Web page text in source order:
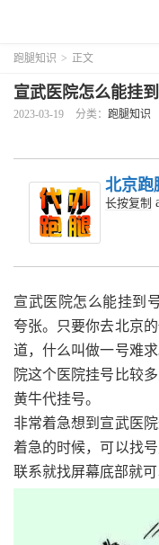
跑腿知识 > 正文
宣武医院怎么能挂
2023-03-19 分类： 跑腿知识
北京跑
长按复制
宣武医院怎么能挂到
夸张。只要你去北京
道，什么叫做一号难
院这个医院挂号比较
黄牛代挂号。
非常着急想到宣武医
着急的时候，可以找
联系就找屏幕底部就